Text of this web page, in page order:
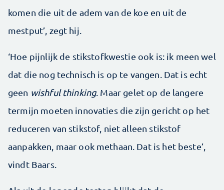
komen die uit de adem van de koe en uit de
mestput’, zegt hij.
‘Hoe pijnlijk de stikstofkwestie ook is: ik meen wel
dat die nog technisch is op te vangen. Dat is echt
geen wish­ful thinking. Maar gelet op de langere
termijn moeten innovaties die zijn gericht op het
reduceren van stikstof, niet alleen stikstof
aanpakken, maar ook methaan. Dat is het beste’,
vindt Baars.